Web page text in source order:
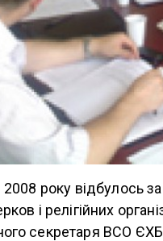
року відбулось
і релігійних
секретаря ВСО ЄХБ